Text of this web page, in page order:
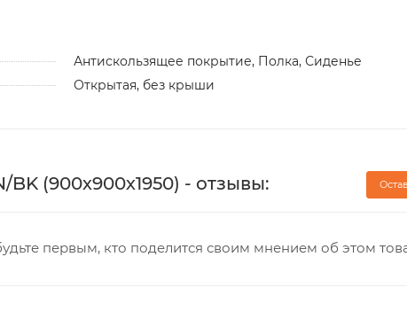
Антискользящее покрытие, Полка, Сиденье
Открытая, без крыши
(900х900х1950) - отзывы:
первым, кто поделится своим мнением об этом